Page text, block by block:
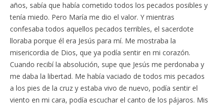
años, sabía que había cometido todos los pecados posibles y
tenía miedo. Pero María me dio el valor. Y mientras
confesaba todos aquellos pecados terribles, el sacerdote
lloraba porque él era Jesús para mí. Me mostraba la
misericordia de Dios, que ya podía sentir en mi corazón.
Cuando recibí la absolución, supe que Jesús me perdonaba y
me daba la libertad. Me había vaciado de todos mis pecados
a los pies de la cruz y estaba vivo de nuevo, podía sentir el
viento en mi cara, podía escuchar el canto de los pájaros. Mis